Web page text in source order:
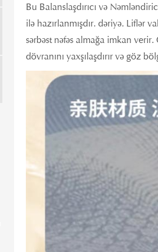
Bu Balanslaşdırıcı və
ilə hazırlanmışdır. dəriyə. Liflər
sərbəst nəfəs almağa imkan
dövranını yaxşılaşdırır və göz